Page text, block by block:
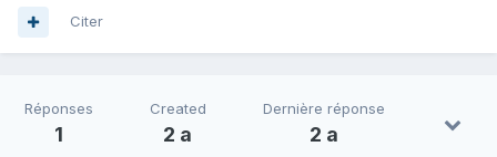
Citer
Réponses
1
Created
2 a
Dernière réponse
2 a